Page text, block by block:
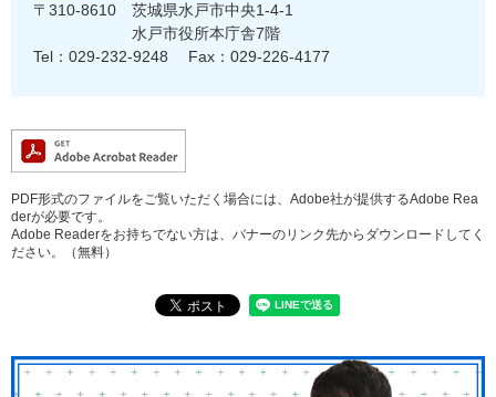
〒310-8610
茨城県水戸市中央1-4-1
水戸市役所本庁舎7階
Tel：029-232-9248
Fax：029-226-4177
PDF形式のファイルをご覧いただく場合には、Adobe社が提供するAdobe Rea
derが必要です。
Adobe Readerをお持ちでない方は、バナーのリンク先からダウンロードしてく
ださい。（無料）